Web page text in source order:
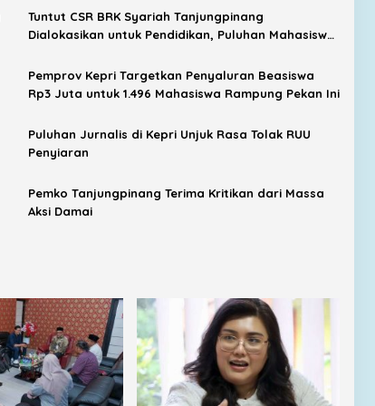
Tuntut CSR BRK Syariah Tanjungpinang
Dialokasikan untuk Pendidikan, Puluhan Mahasiswa
Pemprov Kepri Targetkan Penyaluran Beasiswa
Rp3 Juta untuk 1.496 Mahasiswa Rampung Pekan Ini
Puluhan Jurnalis di Kepri Unjuk Rasa Tolak RUU
Penyiaran
Pemko Tanjungpinang Terima Kritikan dari Massa
Aksi Damai